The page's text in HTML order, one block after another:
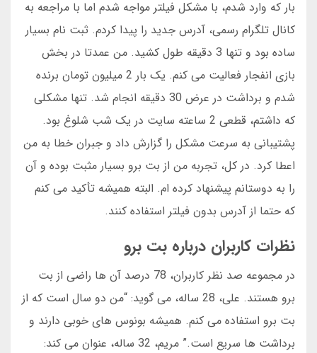
بار که وارد شدم، با مشکل فیلتر مواجه شدم اما با مراجعه به
کانال تلگرام رسمی، آدرس جدید را پیدا کردم. ثبت نام بسیار
ساده بود و تنها 3 دقیقه طول کشید. من عمدتا در بخش
بازی انفجار فعالیت می کنم. یک بار 2 میلیون تومان برنده
شدم و برداشت در عرض 30 دقیقه انجام شد. تنها مشکلی
که داشتم، قطعی 2 ساعته سایت در یک شب شلوغ بود.
پشتیبانی به سرعت مشکل را گزارش داد و جبران خطا به من
اعطا کرد. در کل، تجربه من از بت برو بسیار مثبت بوده و آن
را به دوستانم پیشنهاد کرده ام. البته همیشه تأکید می کنم
که حتما از آدرس بدون فیلتر استفاده کنند.
نظرات کاربران درباره بت برو
در مجموعه صد نظر کاربران، 78 درصد آن ها راضی از بت
برو هستند. علی، 28 ساله، می گوید: “من دو سال است که از
بت برو استفاده می کنم. همیشه بونوس های خوبی دارند و
برداشت ها سریع است.” مریم، 32 ساله، عنوان می کند: